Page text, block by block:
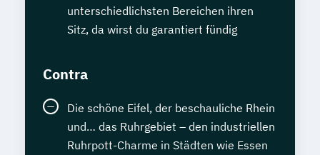
unterschiedlichsten Bereichen ihren
Sitz, da wirst du garantiert fündig
Contra
Die schöne Eifel, der beschauliche Rhein
und… das Ruhrgebiet – den industriellen
Ruhrpott-Charme in Städten wie Essen